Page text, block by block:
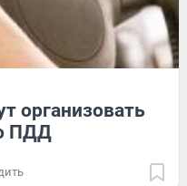
организовать
ПДД